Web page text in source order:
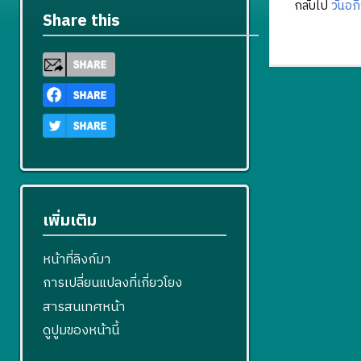
กลับไป วันอ
Share this
เพิ่มเติม
หน้าที่ลิงก์มา
การเปลี่ยนแปลงที่เกี่ยวโยง
สารสนเทศหน้า
ดูปูมของหน้านี้